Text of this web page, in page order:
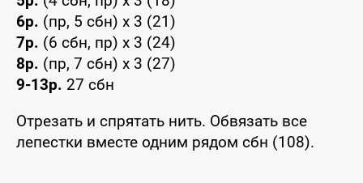
6р. (пр, 5 сбн) x 3 (21)
7р. (6 сбн, пр) x 3 (24)
8р. (пр, 7 сбн) x 3 (27)
9-13р. 27 сбн
Отрезать и спрятать нить. Обвязать все
лепестки вместе одним рядом сбн (108).